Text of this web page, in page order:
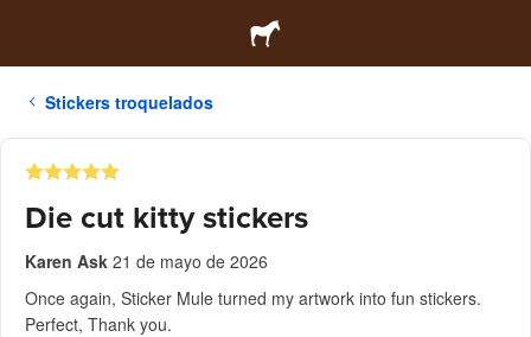
Stickers troquelados
Die cut kitty stickers
Karen Ask 21 de mayo de 2026
Once again, Sticker Mule turned my artwork into fun stickers.
Perfect, Thank you.